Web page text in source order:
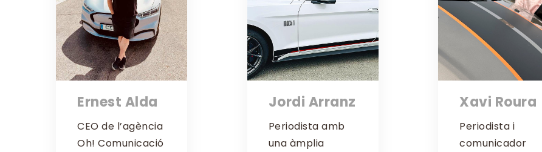
Ernest Alda
CEO de l’agència
Oh! Comunicació
Jordi Arranz
Periodista amb
una àmplia
Xavi Roura
Periodista i
comunicador